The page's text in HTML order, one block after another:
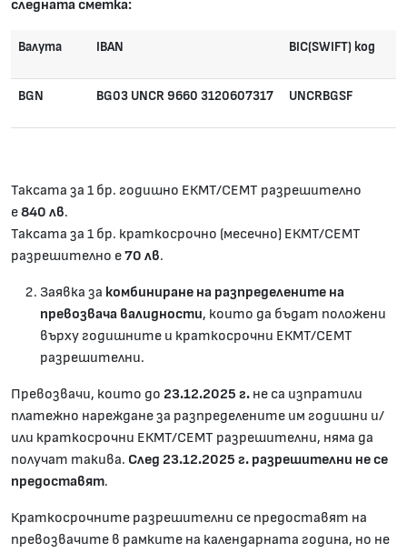
следната сметка:
Валута IBAN BIC(SWIFT) код
BGN BG03 UNCR 9660 3120607317 UNCRBGSF
Таксата за 1 бр. годишно ЕКМТ/СЕМТ разрешително
е840 лв.
Таксата за 1 бр. краткосрочно (месечно) ЕКМТ/СЕМТ
разрешително е70 лв.
Заявка за комбиниране на разпределените на
превозвача валидности, които да бъдат положени
върху годишните и краткосрочни ЕКМТ/СЕМТ
разрешителни.
Превозвачи, които до 23.12.2025 г. не са изпратили
платежно нареждане за разпределените им годишни и/
или краткосрочни ЕКМТ/СЕМТ разрешителни, няма да
получат такива. След 23.12.2025 г. разрешителни не се
предоставят.
Краткосрочните разрешителни се предоставят на
превозвачите в рамките на календарната година, но не